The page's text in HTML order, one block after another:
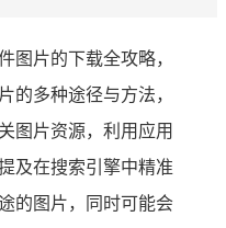
图片的下载全攻略，
的多种途径与方法，
图片资源，利用应用
及在搜索引擎中精准
的图片，同时可能会